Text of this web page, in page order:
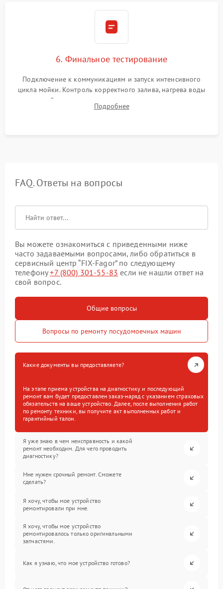
6. Финальное тестирование
Подключение к коммуникациям и запуск интенсивного
цикла мойки. Контроль корректного залива, нагрева воды
до нужной температуры, отсутствия посторонних шумов,
штатного слива и абсолютной сухости в поддоне.
Подробнее
FAQ. Ответы на вопросы
Вы можете ознакомиться с приведенными ниже
часто задаваемыми вопросами, либо обратиться в
сервисный центр “FIX-Fagor” по следующему
телефону+7 (800) 301-55-83 если не нашли ответ на
свой вопрос.
Общие вопросы
Вопросы по ремонту посудомоечных машин
Какие документы вы предоставляете?
На этапе приема устройства на диагностику и последующий
ремонт вам будет предоставлен заказ-наряд с указанием страховых
обязательств на ваше устройство. Далее, после выполнения работ
по ремонту техники, вы получите акт выполненных работ и
гарантийный талон.
Я уже знаю в чем неисправность и какой
ремонт необходим. Для чего проводить
диагностику?
Мне нужен срочный ремонт. Сможете
сделать?
Я хочу, чтобы мое устройство
ремонтировали при мне.
Я хочу, чтобы мое устройство
ремонтировалось только оригинальными
запчастями.
Как я узнаю, что мое устройство готово?